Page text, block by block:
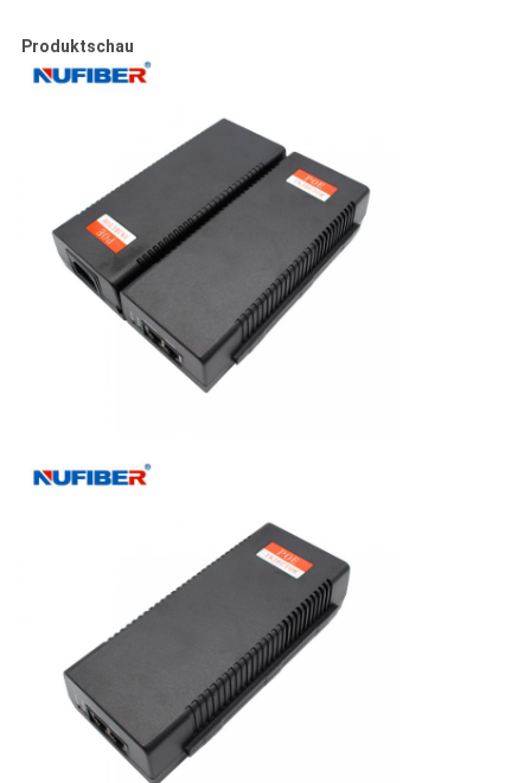
Produktschau